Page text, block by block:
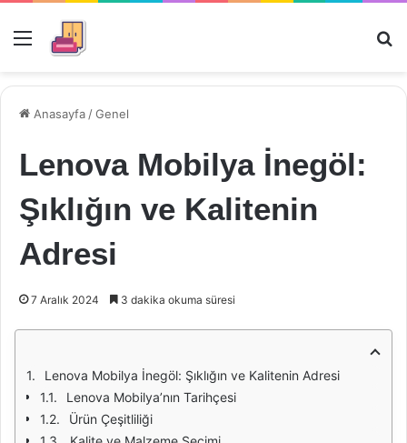
Menü
Anasayfa /Genel
Lenova Mobilya İnegöl:
Şıklığın ve Kalitenin
Adresi
7 Aralık 2024 3 dakika okuma süresi
Lenova Mobilya İnegöl: Şıklığın ve Kalitenin Adresi
Lenova Mobilya’nın Tarihçesi
Ürün Çeşitliliği